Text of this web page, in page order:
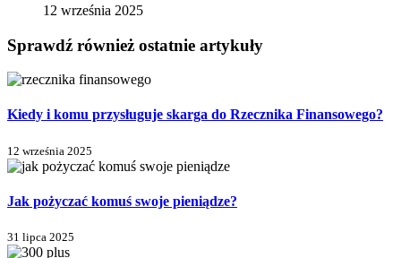
12 września 2025
Sprawdź również ostatnie artykuły
Kiedy i komu przysługuje skarga do Rzecznika Finansowego?
12 września 2025
Jak pożyczać komuś swoje pieniądze?
31 lipca 2025